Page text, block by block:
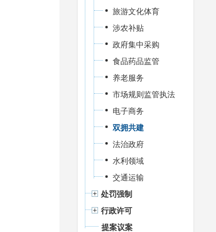
旅游文化体育
涉农补贴
政府集中采购
食品药品监管
养老服务
市场规则监管执法
电子商务
双拥共建
法治政府
水利领域
交通运输
处罚强制
行政许可
提案议案